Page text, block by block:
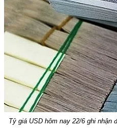
Tỷ giá USD hôm nay 22/6 ghi